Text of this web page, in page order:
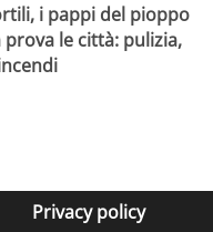
i pappi del pioppo
le città: pulizia,
Privacy policy